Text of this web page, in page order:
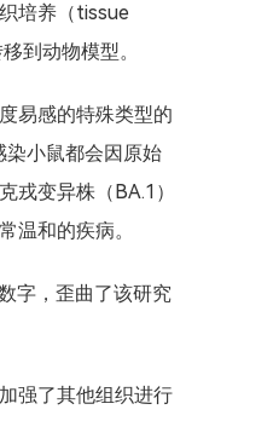
培养（tissue
到动物模型。
易感的特殊类型的
染小鼠都会因原始
戎变异株（BA.1）
温和的疾病。
字，歪曲了该研究
强了其他组织进行